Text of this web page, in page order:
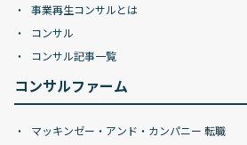
事業再生コンサルとは
コンサル
コンサル記事一覧
コンサルファーム
マッキンゼー・アンド・カンパニー 転職